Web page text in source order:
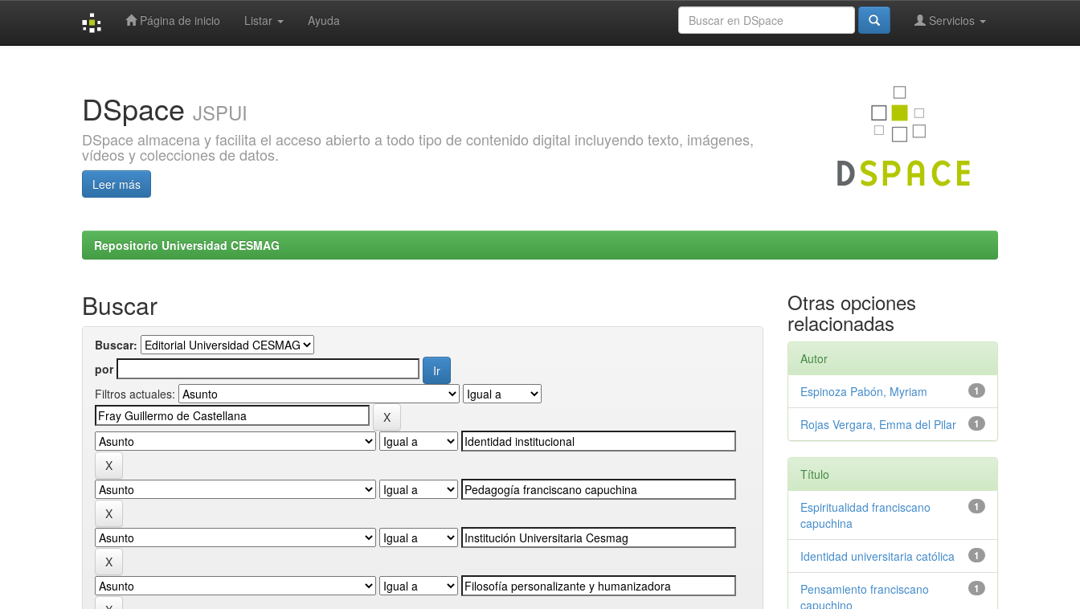
Página de inicio Listar Ayuda Servicios
DSpace JSPUI
DSpace almacena y facilita el acceso abierto a todo tipo de contenido digital incluyendo texto, imágenes,
vídeos y colecciones de datos.
Leer más
Repositorio Universidad CESMAG
Buscar
Buscar:
por
Filtros actuales:
Otras opciones
relacionadas
Autor
1
Espinoza Pabón, Myriam
1
Rojas Vergara, Emma del Pilar
Título
1
Espiritualidad franciscano
capuchina
1
Identidad universitaria católica
1
Pensamiento franciscano
capuchino